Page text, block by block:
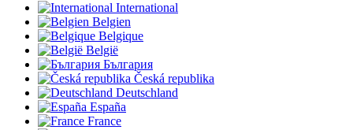
International
Belgien
Belgique
België
България
Česká republika
Deutschland
España
France